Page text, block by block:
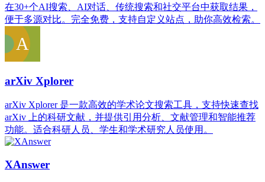
在30+个AI搜索、AI对话、传统搜索和社交平台中获取结果，
便于多源对比。完全免费，支持自定义站点，助你高效检索。
arXiv Xplorer
arXiv Xplorer 是一款高效的学术论文搜索工具，支持快速查找
arXiv 上的科研文献，并提供引用分析、文献管理和智能推荐
功能。适合科研人员、学生和学术研究人员使用。
XAnswer